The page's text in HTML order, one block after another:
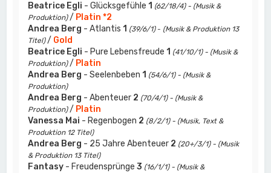
Beatrice Egli - Glücksgefühle 1 (62/18/4) - (Musik &
Produktion)/ Platin *2
Andrea Berg - Atlantis 1 (39/6/1)- (Musik & Produktion 13
Titel)/ Gold
Beatrice Egli - Pure Lebensfreude 1 (41/10/1) - (Musik &
Produktion)/ Platin
Andrea Berg - Seelenbeben 1 (54/6/1) - (Musik &
Produktion)
Andrea Berg - Abenteuer 2 (70/4/1) - (Musik &
Produktion)/ Platin
Vanessa Mai - Regenbogen 2 (8/2/1) - (Musik, Text &
Produktion 12 Titel)
Andrea Berg - 25 Jahre Abenteuer 2 (20+/3/1) - (Musik
& Produktion 13 Titel)
Fantasy - Freudensprünge3 (16/1/1) - (Musik &